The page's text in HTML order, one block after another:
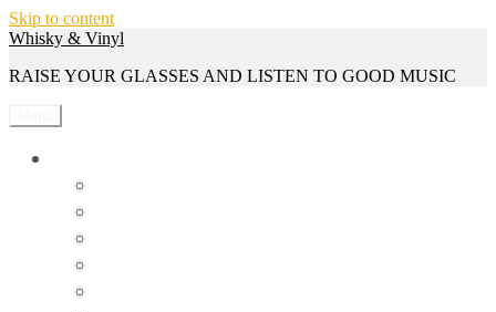
Skip to content
Whisky & Vinyl
RAISE YOUR GLASSES AND LISTEN TO GOOD MUSIC